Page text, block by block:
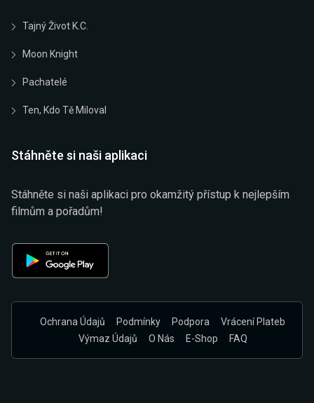
Tajný Život K.C.
Moon Knight
Pachatelé
Ten, Kdo Tě Miloval
Stáhněte si naši aplikaci
Stáhněte si naši aplikaci pro okamžitý přístup k nejlepším
filmům a pořadům!
Ochrana Údajů Podmínky Podpora
Vrácení Plateb
Výmaz Údajů
O Nás E-Shop FAQ